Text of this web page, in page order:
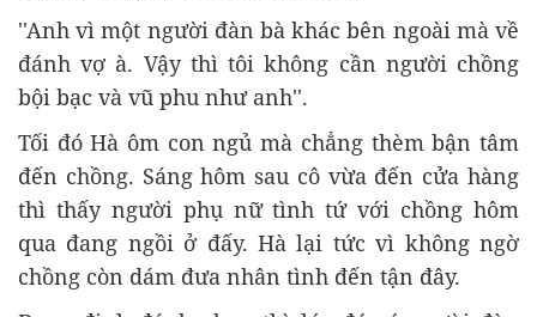
''Anh vì một người đàn bà khác bên ngoài mà về
đánh vợ à. Vậy thì tôi không cần người chồng
bội bạc và vũ phu như anh''.
Tối đó Hà ôm con ngủ mà chẳng thèm bận tâm
đến chồng. Sáng hôm sau cô vừa đến cửa hàng
thì thấy người phụ nữ tình tứ với chồng hôm
qua đang ngồi ở đấy. Hà lại tức vì không ngờ
chồng còn dám đưa nhân tình đến tận đây.